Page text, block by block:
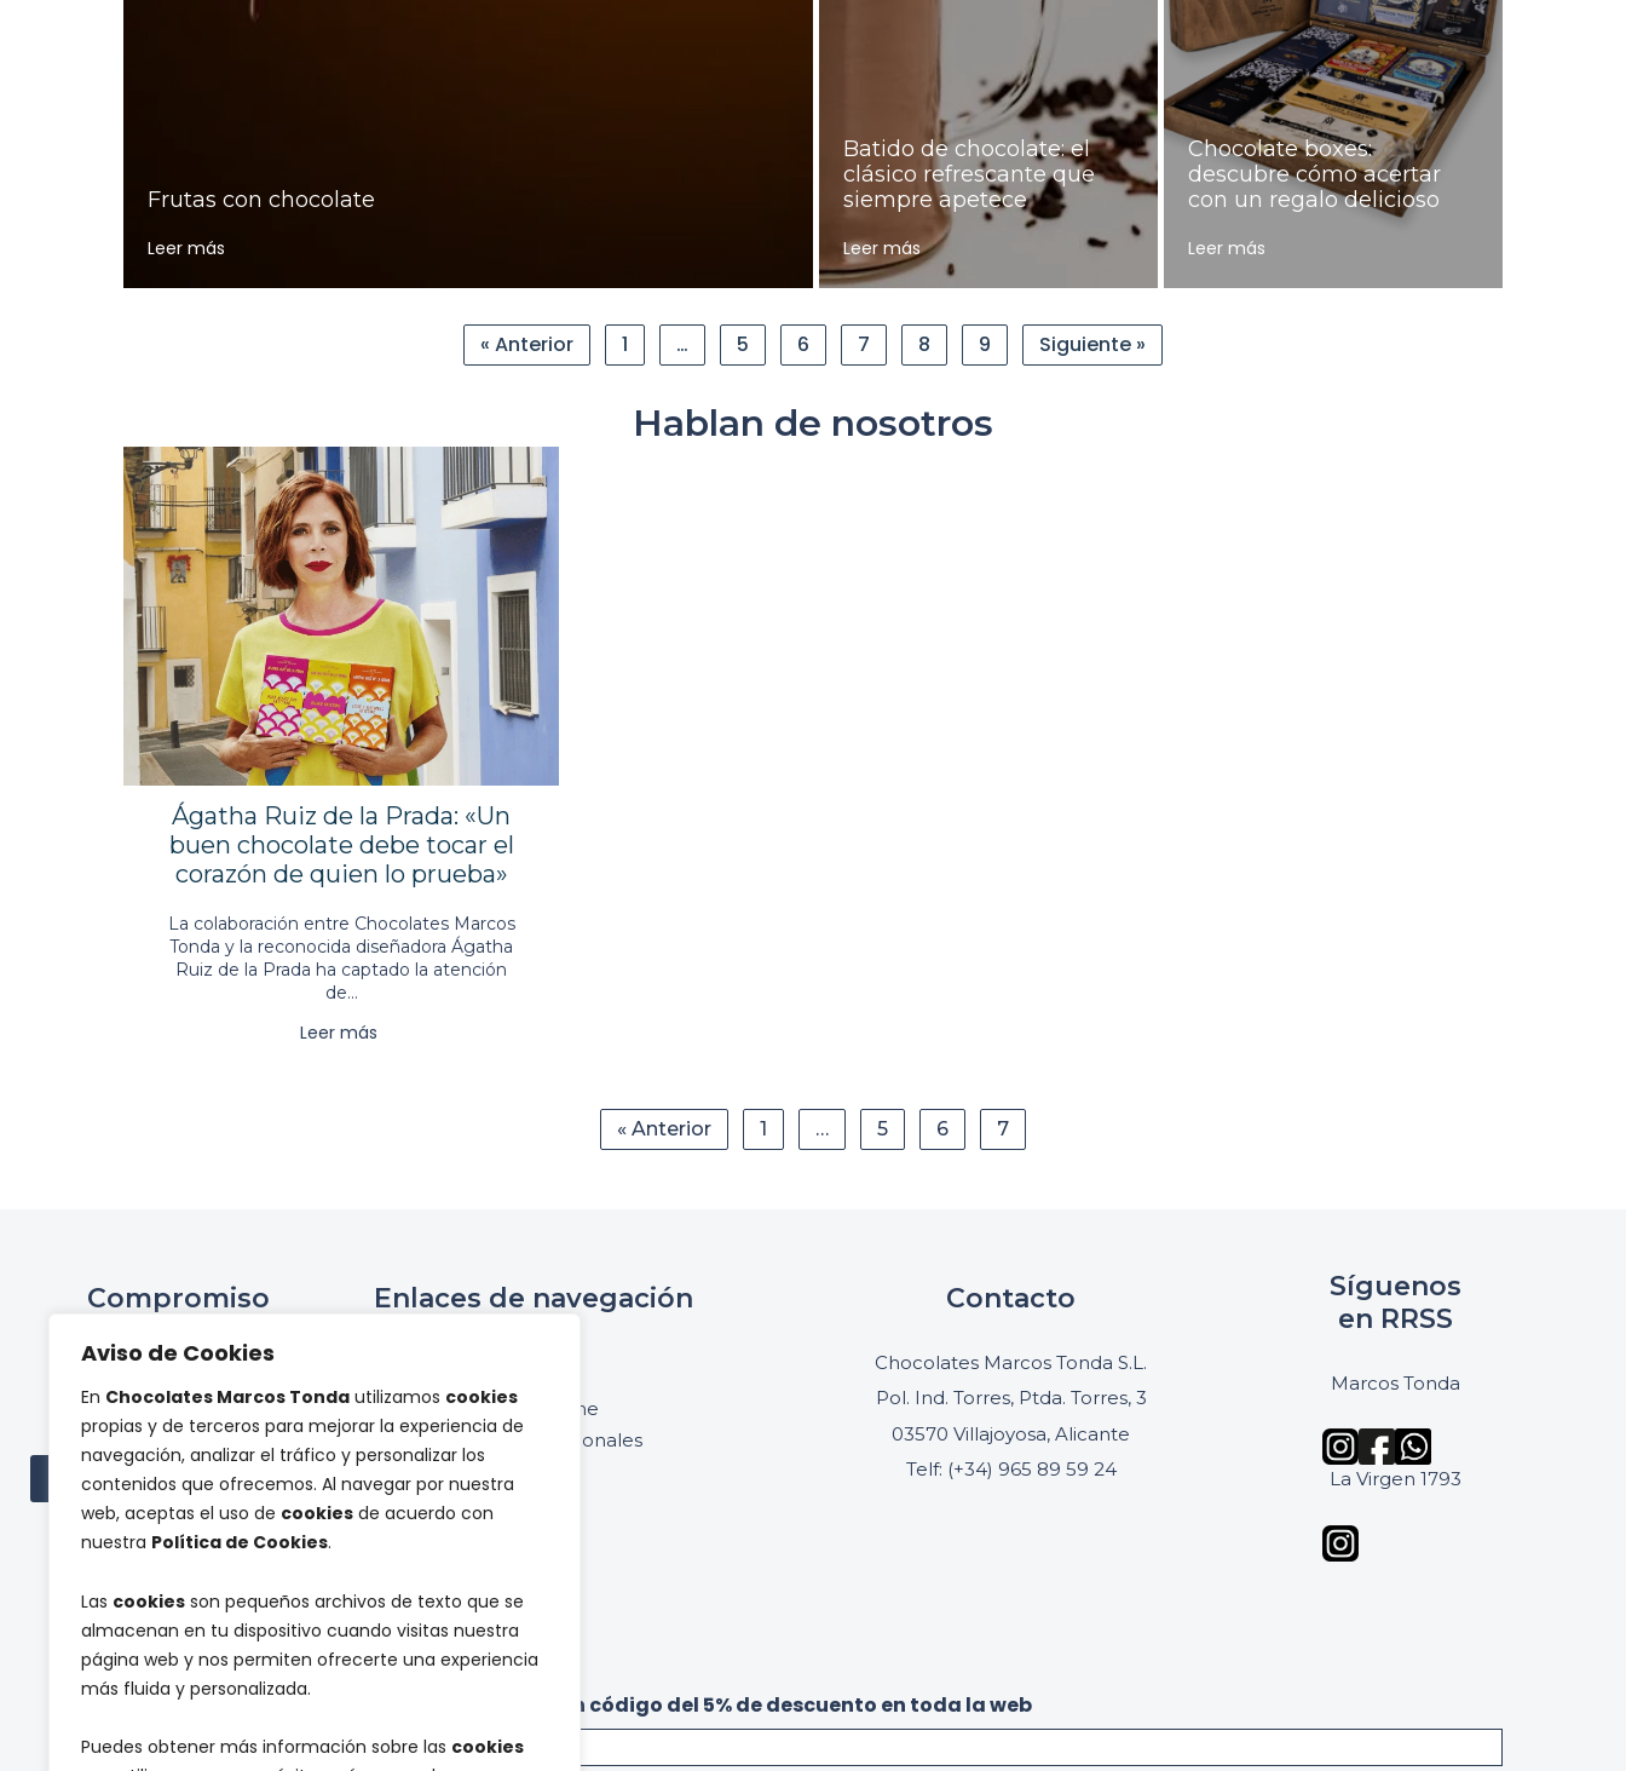
Aviso de Cookies
En Chocolates Marcos Tonda utilizamos cookies
propias y de terceros para mejorar la experiencia de
navegación, analizar el tráfico y personalizar los
contenidos que ofrecemos. Al navegar por nuestra
web, aceptas el uso de cookies de acuerdo con
nuestra Política de Cookies.
Las cookies son pequeños archivos de texto que se
almacenan en tu dispositivo cuando visitas nuestra
página web y nos permiten ofrecerte una experiencia
más fluida y personalizada.
Puedes obtener más información sobre las cookies
Frutas con chocolate
Leer más
Batido de chocolate: el
clásico refrescante que
siempre apetece
Leer más
Chocolate boxes:
descubre cómo acertar
con un regalo delicioso
Leer más
« Anterior 1 … 5 6 7 8 9 Siguiente »
Hablan de nosotros
Ágatha Ruiz de la Prada: «Un
buen chocolate debe tocar el
corazón de quien lo prueba»
La colaboración entre Chocolates Marcos
Tonda y la reconocida diseñadora Ágatha
Ruiz de la Prada ha captado la atención
de...
Leer más
« Anterior 1 … 5 6 7
Compromiso
Proyectos de
investigación
Ver todas las subvenciones
Enlaces de navegación
Tienda online
Panel de profesionales
Contacto
Chocolates Marcos Tonda S.L.
Pol. Ind. Torres, Ptda. Torres, 3
03570 Villajoyosa, Alicante
Telf: (+34) 965 89 59 24
Síguenos
en RRSS
Marcos Tonda
La Virgen 1793
l
n
Suscríbete a nuestra newsletter y recibe un código del 5% de descuento en toda la web